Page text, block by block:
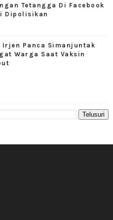
Tetangga Di Facebook
Dipolisikan
Irjen Panca Simanjuntak
Warga Saat Vaksin